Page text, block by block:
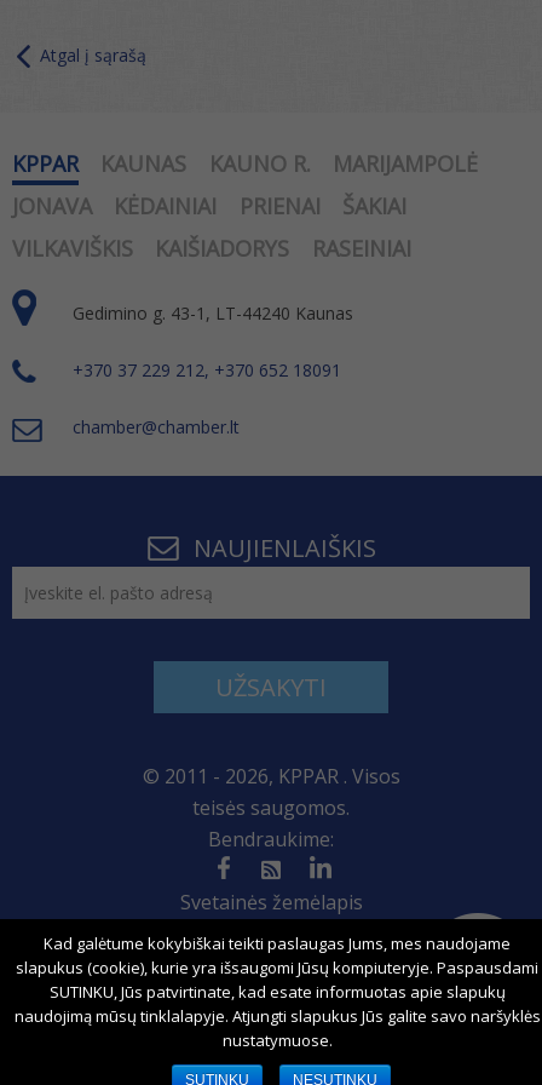
Atgal į sąrašą
KPPAR KAUNAS KAUNO R.
MARIJAMPOLĖ
JONAVA
KĖDAINIAI PRIENAI
ŠAKIAI
VILKAVIŠKIS
KAIŠIADORYS RASEINIAI
Gedimino g. 43-1, LT-44240 Kaunas
+370 37 229 212, +370 652 18091
chamber@chamber.lt
NAUJIENLAIŠKIS
UŽSAKYTI
© 2011 - 2026, KPPAR . Visos
teisės saugomos.
Bendraukime:
Svetainės žemėlapis
Sprendimas:
Kad galėtume kokybiškai teikti paslaugas Jums, mes naudojame
slapukus (cookie), kurie yra išsaugomi Jūsų kompiuteryje. Paspausdami
SUTINKU, Jūs patvirtinate, kad esate informuotas apie slapukų
naudojimą mūsų tinklalapyje. Atjungti slapukus Jūs galite savo naršyklės
nustatymuose.
SUTINKU NESUTINKU